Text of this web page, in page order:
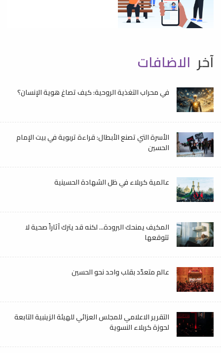
آخر الاضافات
في محراب التغذية الروحية: كيف تصاغ هوية الإنسان؟
الأسرة التي تصنع الأبطال: قراءة تربوية في بيت الإمام
الحسين
عالمية كربلاء في ظل الشهادة الحسينية
المكيف يمنحك البرودة... لكنه قد يترك آثاراً صحية لا
تتوقعها
عالم متعدّد بقلب واحد نحو الحسين
التقرير الاعلامي للمجلس العزائي للهيئة الزينبية التابعة
لحوزة كربلاء النسوية